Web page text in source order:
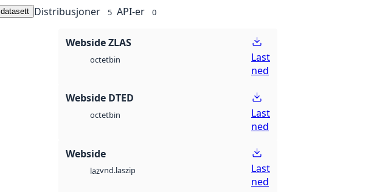
Distribusjoner 5 API-er 0
Webside ZLAS
octetbin
Last
ned
Webside DTED
octetbin
Last
ned
Webside
lazvnd.laszip
Last
ned